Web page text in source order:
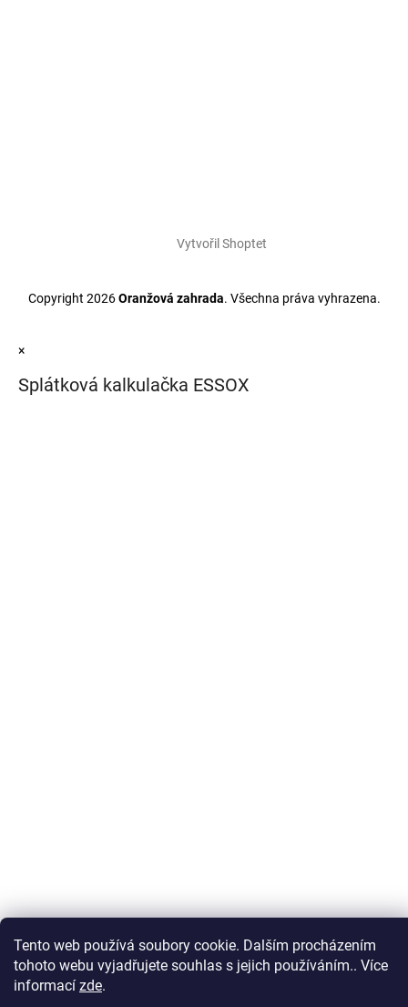
Tento web používá soubory cookie. Dalším procházením
tohoto webu vyjadřujete souhlas s jejich používáním.. Více
informací zde.
Vytvořil Shoptet
Copyright 2026Oranžová zahrada. Všechna práva vyhrazena.
×
Splátková kalkulačka ESSOX